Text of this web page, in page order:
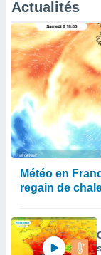
Actualités
Météo en
regain de